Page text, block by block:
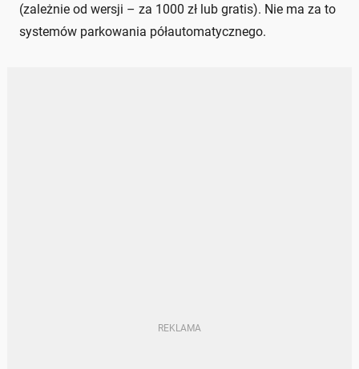
(zależnie od wersji – za 1000 zł lub gratis). Nie ma za to
systemów parkowania półautomatycznego.